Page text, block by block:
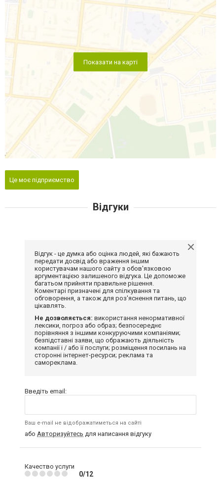
Показати на карті
Це моє підприємство
Відгуки
Відгук - це думка або оцінка людей, які бажають
передати досвід або враження іншим
користувачам нашого сайту з обов'язковою
аргументацією залишеного відгука. Це допоможе
багатьом прийняти правильне рішення.
Коментарі призначені для спілкування та
обговорення, а також для роз'яснення питань, що
цікавлять.
Не дозволяється: використання ненормативної
лексики, погроз або образ; безпосереднє
порівняння з іншими конкуруючими компаніями;
безпідставні заяви, що ображають діяльність
компанії і / або її послуги; розміщення посилань на
сторонні інтернет-ресурси; реклама та
самореклама.
Введіть email:
Ваш e-mail не відображатиметься на сайті
або Авторизуйтесь для написання відгуку
Качество услуги
0/12